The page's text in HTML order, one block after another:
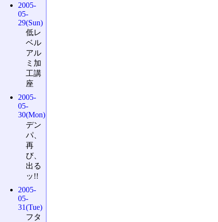
2005-
05-
29(Sun)
低レ
ベル
アル
ミ加
工講
座
2005-
05-
30(Mon)
デン
パ、
再
び、
出る
ッ!!
2005-
05-
31(Tue)
フタ